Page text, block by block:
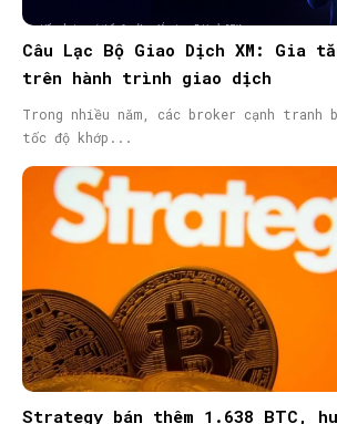
Câu Lạc Bộ Giao Dịch XM: Gia
trên hành trình giao dịch
Trong nhiều năm, các broker cạnh tranh
tốc độ khớp...
Strategy bán thêm 1.638 BTC,